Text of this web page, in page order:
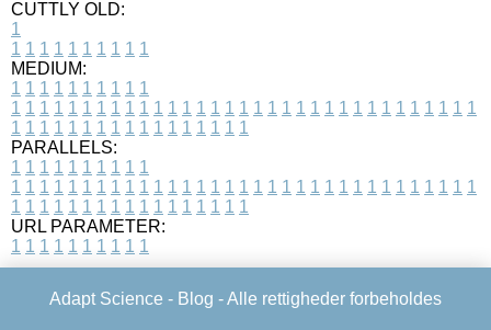
CUTTLY OLD:
1
1 1 1 1 1 1 1 1 1 1
MEDIUM:
1 1 1 1 1 1 1 1 1 1
1 1 1 1 1 1 1 1 1 1 1 1 1 1 1 1 1 1 1 1 1 1 1 1 1 1 1 1 1 1 1 1 1
1 1 1 1 1 1 1 1 1 1 1 1 1 1 1 1 1
PARALLELS:
1 1 1 1 1 1 1 1 1 1
1 1 1 1 1 1 1 1 1 1 1 1 1 1 1 1 1 1 1 1 1 1 1 1 1 1 1 1 1 1 1 1 1
1 1 1 1 1 1 1 1 1 1 1 1 1 1 1 1 1
URL PARAMETER:
1 1 1 1 1 1 1 1 1 1
Adapt Science - Blog - Alle rettigheder forbeholdes